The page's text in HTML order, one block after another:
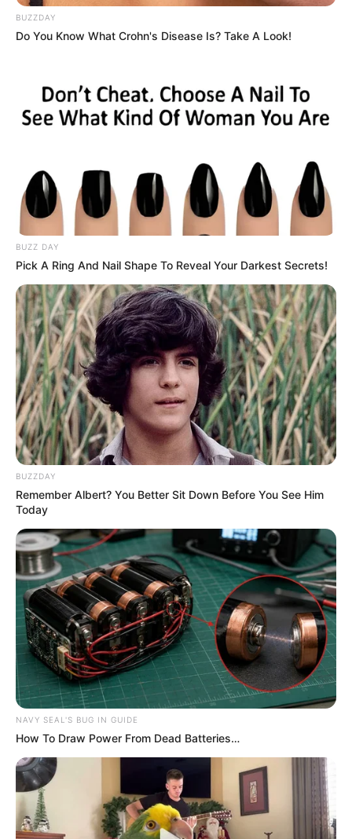
BUZZDAY
Do You Know What Crohn's Disease Is? Take A Look!
BUZZ DAY
Pick A Ring And Nail Shape To Reveal Your Darkest Secrets!
BUZZDAY
Remember Albert? You Better Sit Down Before You See Him
Today
NAVY SEAL'S BUG IN GUIDE
How To Draw Power From Dead Batteries…